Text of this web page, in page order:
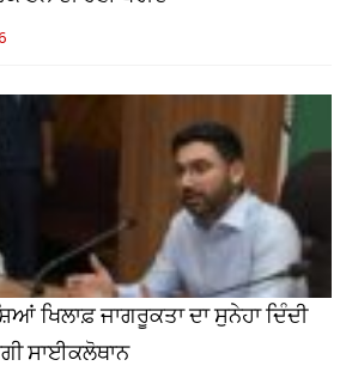
ਖਿਲਾਫ਼ ਜਾਗਰੂਕਤਾ ਦਾ ਸੁਨੇਹਾ ਦਿੰਦੀ
ਸਾਈਕਲੋਥਾਨ